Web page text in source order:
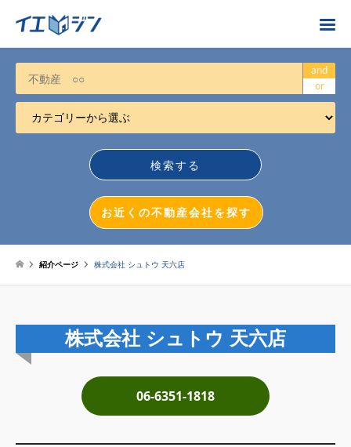
お近くの不動産会社を探す
カテゴリーから選ぶ
不動産売却
不動産投資
マンション売却
土地売却
税金について
and
or
お近くの不動産会社を探す
紹介ページ 株式会社 シュトウ 天六店
株式会社 シュトウ 天六店
06-6351-1818